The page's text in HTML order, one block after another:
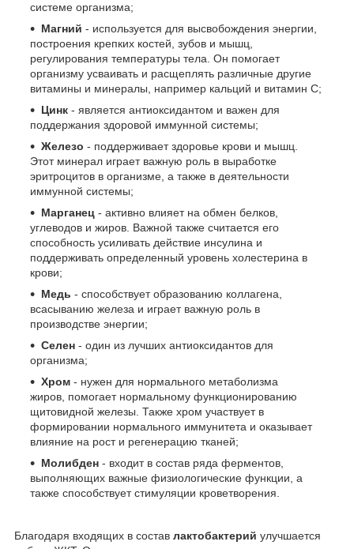
системе организма;
Магний - используется для высвобождения энергии,
построения крепких костей, зубов и мышц,
регулирования температуры тела. Он помогает
организму усваивать и расщеплять различные другие
витамины и минералы, например кальций и витамин С;
Цинк - является антиоксидантом и важен для
поддержания здоровой иммунной системы;
Железо - поддерживает здоровье крови и мышц.
Этот минерал играет важную роль в выработке
эритроцитов в организме, а также в деятельности
иммунной системы;
Марганец - активно влияет на обмен белков,
углеводов и жиров. Важной также считается его
способность усиливать действие инсулина и
поддерживать определенный уровень холестерина в
крови;
Медь - способствует образованию коллагена,
всасыванию железа и играет важную роль в
производстве энергии;
Селен - один из лучших антиоксидантов для
организма;
Хром - нужен для нормального метаболизма
жиров, помогает нормальному функционированию
щитовидной железы. Также хром участвует в
формировании нормального иммунитета и оказывает
влияние на рост и регенерацию тканей;
Молибден - входит в состав ряда ферментов,
выполняющих важные физиологические функции, а
также способствует стимуляции кроветворения.
Благодаря входящих в состав лактобактерий улучшается